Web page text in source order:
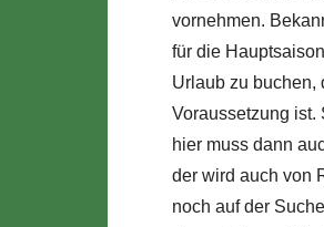
vornehmen.
für die
Urlaub zu buchen,
Voraussetzung ist.
hier muss dann
der wird auch von
noch auf der